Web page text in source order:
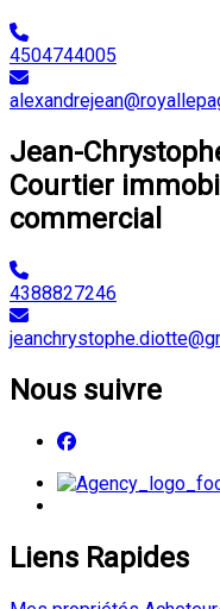
4504744005
Jean-
Courtier
commercial
4388827246
Nous suivre
Liens Rapides